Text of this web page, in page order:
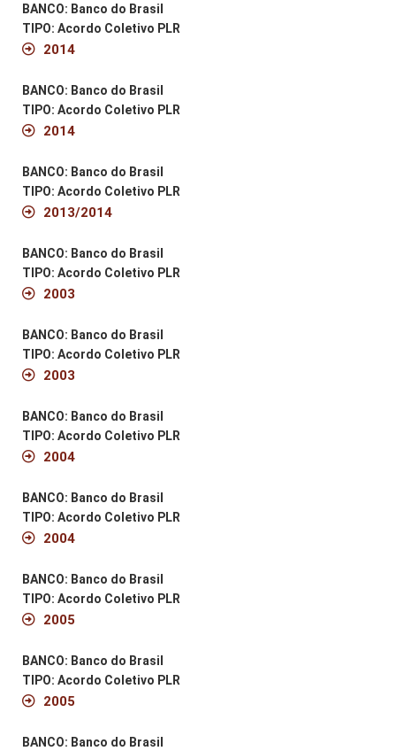
BANCO: Banco do Brasil
TIPO: Acordo Coletivo PLR
2014
BANCO: Banco do Brasil
TIPO: Acordo Coletivo PLR
2014
BANCO: Banco do Brasil
TIPO: Acordo Coletivo PLR
2013/2014
BANCO: Banco do Brasil
TIPO: Acordo Coletivo PLR
2003
BANCO: Banco do Brasil
TIPO: Acordo Coletivo PLR
2003
BANCO: Banco do Brasil
TIPO: Acordo Coletivo PLR
2004
BANCO: Banco do Brasil
TIPO: Acordo Coletivo PLR
2004
BANCO: Banco do Brasil
TIPO: Acordo Coletivo PLR
2005
BANCO: Banco do Brasil
TIPO: Acordo Coletivo PLR
2005
BANCO: Banco do Brasil